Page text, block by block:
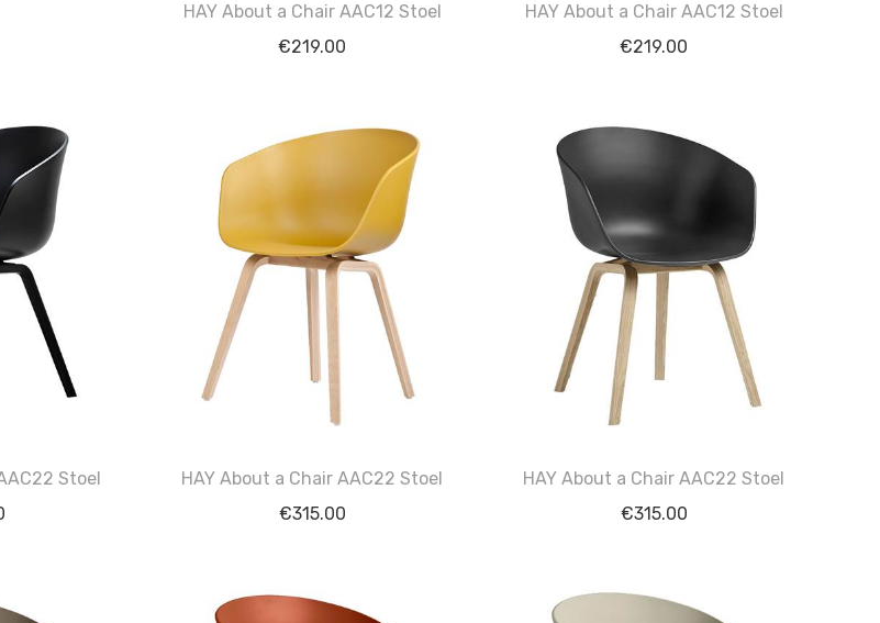
HAY About a Chair AAC12 Stoel
€219.00
HAY About a Chair AAC12 Stoel
€219.00
Stoel
HAY About a Chair AAC22 Stoel
€315.00
HAY About a Chair AAC22 Stoel
€315.00